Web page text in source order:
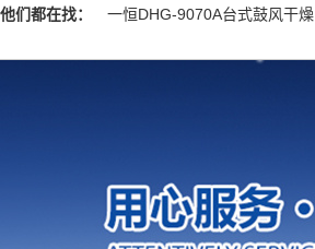
他们都在找： 一恒DHG-9070A台式鼓风干燥